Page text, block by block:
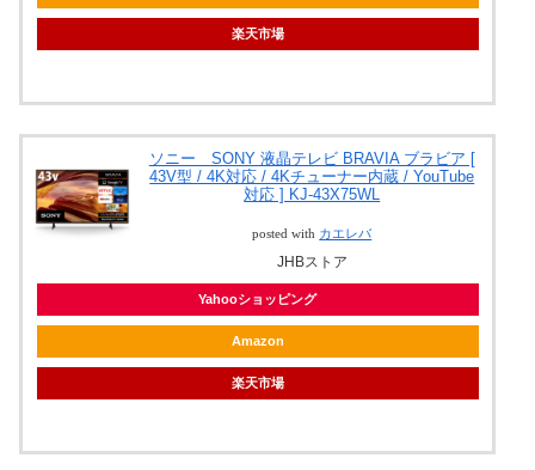
楽天市場
ソニー SONY 液晶テレビ BRAVIA ブラビア [
43V型 / 4K対応 / 4Kチューナー内蔵 / YouTube
対応 ] KJ-43X75WL
posted with カエレバ
JHBストア
Yahooショッピング
Amazon
楽天市場